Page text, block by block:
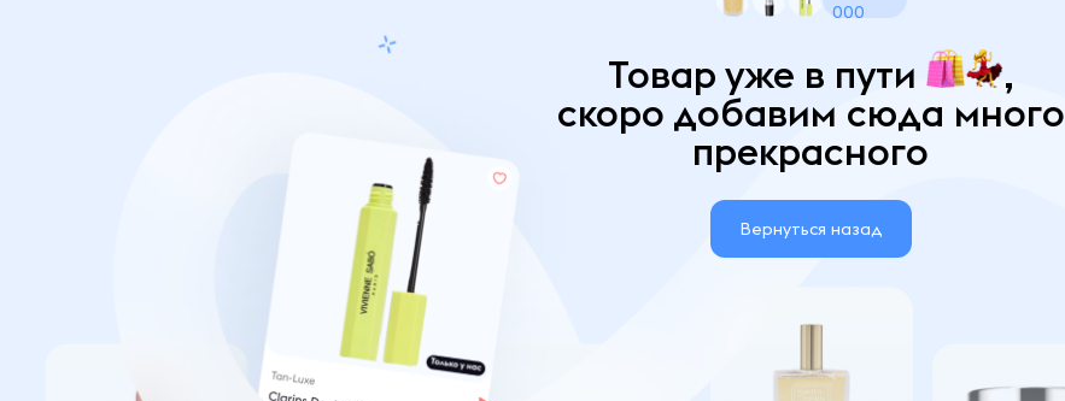
000
Товар уже в пути ,
скоро добавим сюда много
прекрасного
Вернуться назад